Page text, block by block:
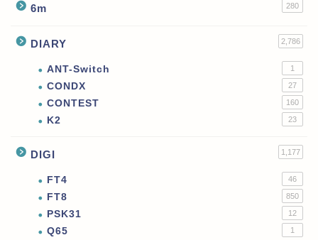
6m 280
DIARY 2,786
ANT-Switch 1
CONDX 27
CONTEST 160
K2 23
DIGI 1,177
FT4 46
FT8 850
PSK31 12
Q65 1